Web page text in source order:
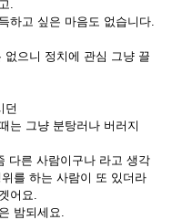
.
하고 싶은 마음도 없습니다.
으니 정치에 관심 그냥 끌
던
는 그냥 분탕러나 버러지
다른 사람이구나 라고 생각
를 하는 사람이 또 있더라
어요.
밤되세요.